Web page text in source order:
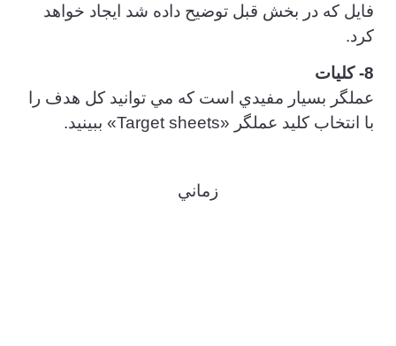
فايل كه در بخش قبل توضيح داده شد ايجاد خواهد
كرد.
8- كليات
عملگر بسيار مفيدي است كه مي توانيد كل هدف را
با انتخاب كليد عملگر «Target sheets» ببينيد.
زماني